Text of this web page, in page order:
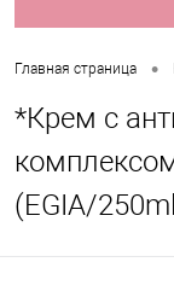
Главная страница •
*Крем с
(EGIA/